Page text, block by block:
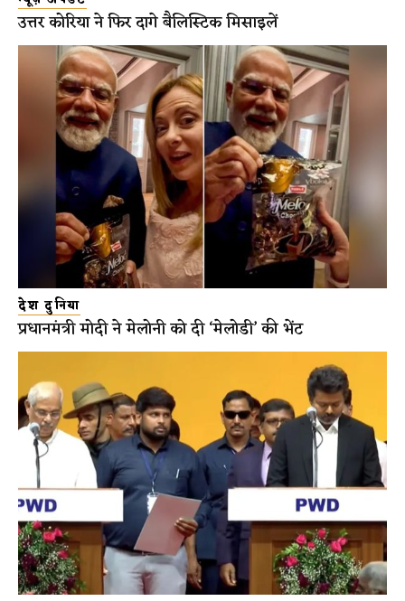
उत्तर कोरिया ने फिर दागे बैलिस्टिक मिसाइलें
देश दुनिया
प्रधानमंत्री मोदी ने मेलोनी को दी ‘मेलोडी’ की भेंट